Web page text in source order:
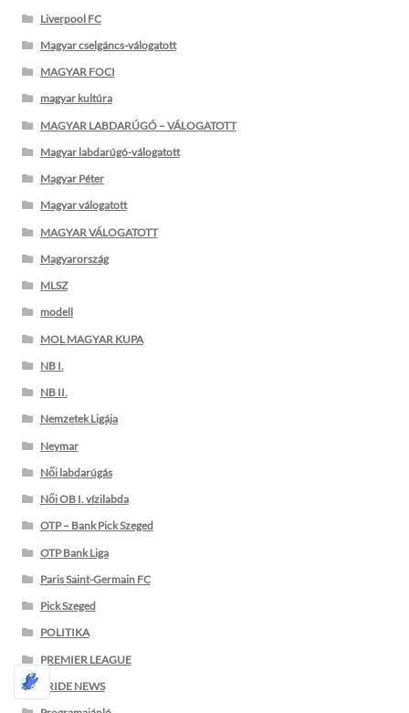
Liverpool FC
Magyar cselgáncs-válogatott
MAGYAR FOCI
magyar kultúra
MAGYAR LABDARÚGÓ – VÁLOGATOTT
Magyar labdarúgó-válogatott
Magyar Péter
Magyar válogatott
MAGYAR VÁLOGATOTT
Magyarország
MLSZ
modell
MOL MAGYAR KUPA
NB I.
NB II.
Nemzetek Ligája
Neymar
Női labdarúgás
Női OB I. vízilabda
OTP – Bank Pick Szeged
OTP Bank Liga
Paris Saint-Germain FC
Pick Szeged
POLITIKA
PREMIER LEAGUE
PRIDE NEWS